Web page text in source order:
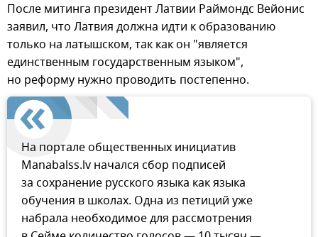
После митинга президент Латвии Раймондс Вейонис
заявил, что Латвия должна идти к образованию
только на латышском, так как он "является
единственным государственным языком",
но реформу нужно проводить постепенно.
На портале общественных инициатив
Manabalss.lv начался сбор подписей
за сохранение русского языка как языка
обучения в школах. Одна из петиций уже
набрала необходимое для рассмотрения